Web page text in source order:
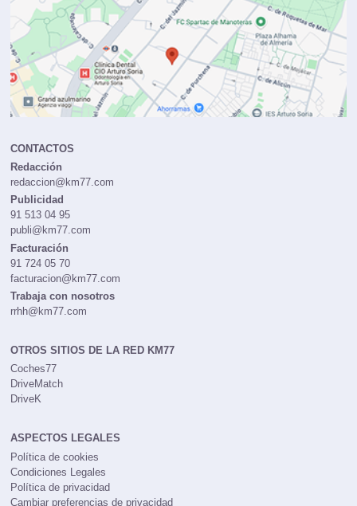
CONTACTOS
Redacción
redaccion@km77.com
Publicidad
91 513 04 95
publi@km77.com
Facturación
91 724 05 70
facturacion@km77.com
Trabaja con nosotros
rrhh@km77.com
OTROS SITIOS DE LA RED KM77
Coches77
DriveMatch
DriveK
ASPECTOS LEGALES
Política de cookies
Condiciones Legales
Política de privacidad
Cambiar preferencias de privacidad